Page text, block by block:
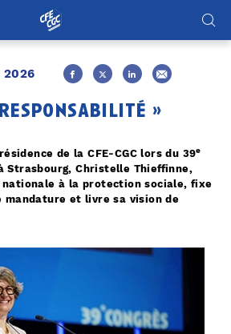
»
de la CFE-CGC lors du 39e
Strasbourg, Christelle Thieffinne,
à la protection sociale, fixe
mandature et livre sa vision de
cookies